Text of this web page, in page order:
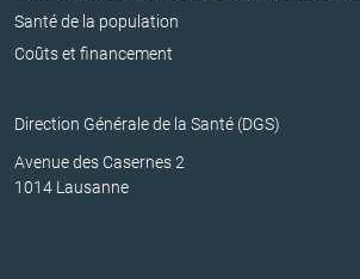
Santé de la population
Coûts et financement
Direction Générale de la Santé (DGS)
Avenue des Casernes 2
1014 Lausanne